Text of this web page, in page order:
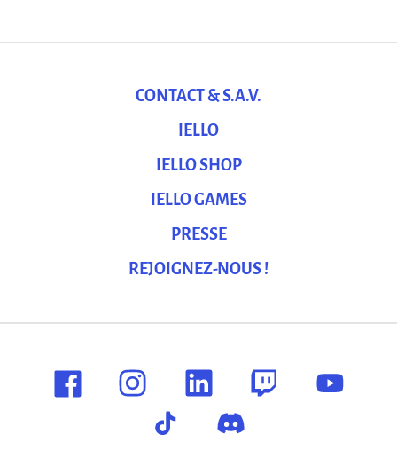
CONTACT & S.A.V.
IELLO
IELLO SHOP
IELLO GAMES
PRESSE
REJOIGNEZ-NOUS !